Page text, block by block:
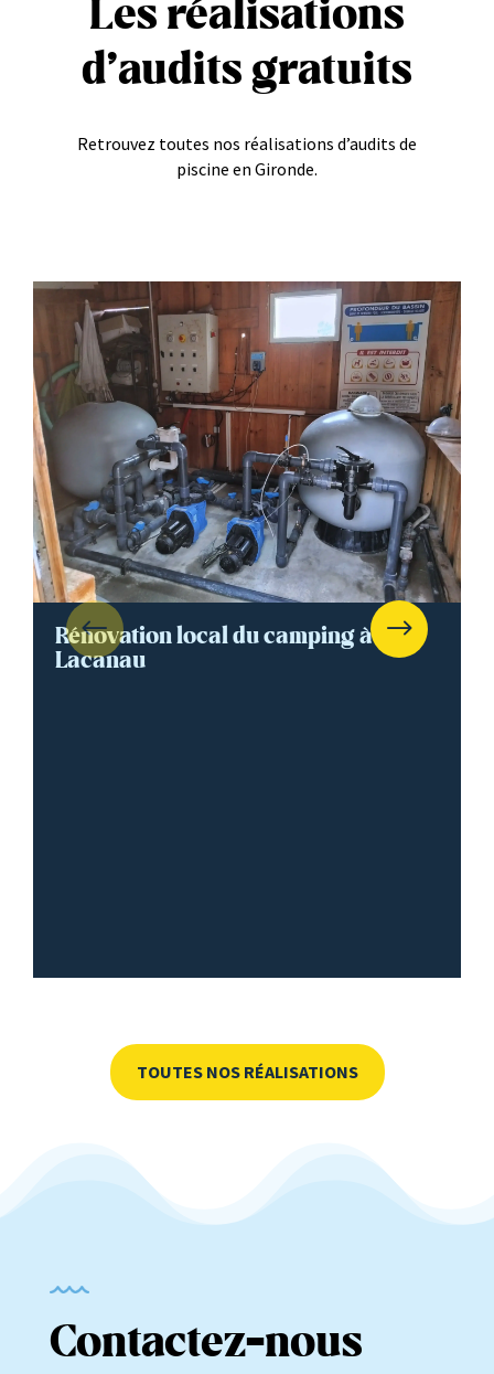
Les réalisations
d’audits gratuits
Retrouvez toutes nos réalisations d’audits de
piscine en Gironde.
Rénovation local du camping à
Lacanau
TOUTES NOS RÉALISATIONS
Contactez-nous